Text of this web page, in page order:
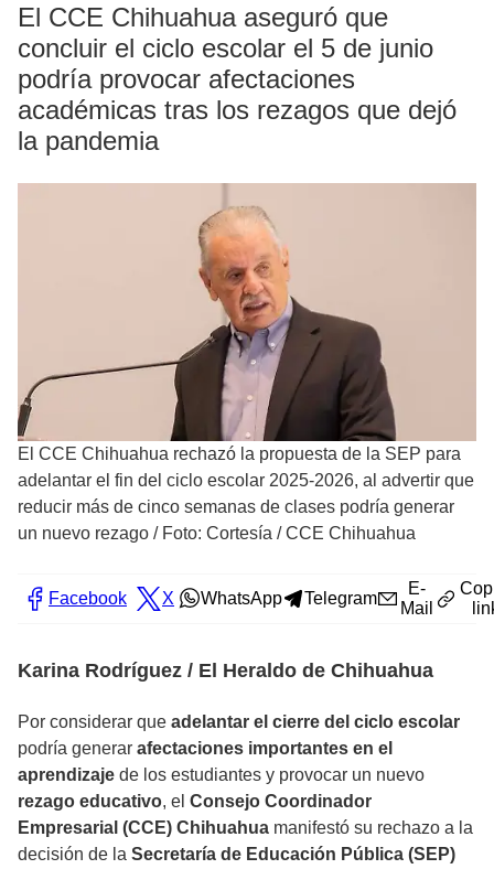
El CCE Chihuahua aseguró que
concluir el ciclo escolar el 5 de junio
podría provocar afectaciones
académicas tras los rezagos que dejó
la pandemia
El CCE Chihuahua rechazó la propuesta de la SEP para
adelantar el fin del ciclo escolar 2025-2026, al advertir que
reducir más de cinco semanas de clases podría generar
un nuevo rezago / Foto: Cortesía / CCE Chihuahua
Facebook X WhatsApp Telegram
E-
Mail
Karina Rodríguez / El Heraldo de Chihuahua
Por considerar que adelantar el cierre del ciclo escolar
podría generar afectaciones importantes en el
aprendizaje de los estudiantes y provocar un nuevo
rezago educativo, el Consejo Coordinador
Empresarial (CCE) Chihuahua manifestó su rechazo a la
decisión de la Secretaría de Educación Pública (SEP)